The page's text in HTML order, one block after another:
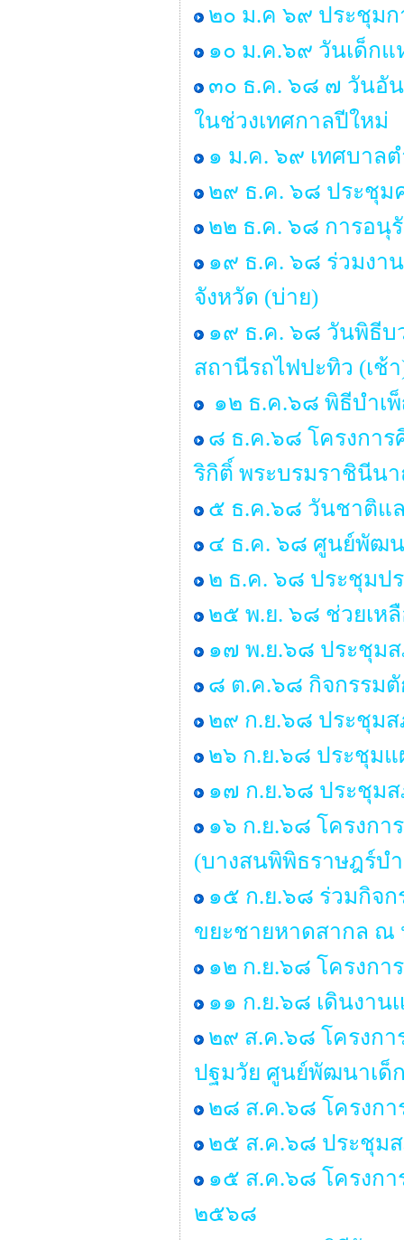
๒๐ ม.ค ๖๙ ประชุม
๑๐ ม.ค.๖๙ วันเด็กแ
๓๐ ธ.ค. ๖๘ ๗ วันอั
ในช่วงเทศกาลปีใหม่
๑ ม.ค. ๖๙ เทศบาล
๒๙ ธ.ค. ๖๘ ประชุม
๒๒ ธ.ค. ๖๘ การอนุ
๑๙ ธ.ค. ๖๘ ร่วมงา
จังหวัด (บ่าย)
๑๙ ธ.ค. ๖๘ วันพิธีบ
สถานีรถไฟปะทิว (เช้
๑๒ ธ.ค.๖๘ พิธีบำ
๘ ธ.ค.๖๘ โครงการ
ริกิติ์ พระบรมราชินีน
๕ ธ.ค.๖๘ วันชาติแ
๔ ธ.ค. ๖๘ ศูนย์พัฒน
๒ ธ.ค. ๖๘ ประชุมป
๒๕ พ.ย. ๖๘ ช่วยเห
๑๗ พ.ย.๖๘ ประชุม
๘ ต.ค.๖๘ กิจกรรม
๒๙ ก.ย.๖๘ ประชุม
๒๖ ก.ย.๖๘ ประชุม
๑๗ ก.ย.๖๘ ประชุม
๑๖ ก.ย.๖๘ โครงกา
(บางสนพิพิธราษฎร์บำ
๑๕ ก.ย.๖๘ ร่วมกิจก
ขยะชายหาดสากล ณ
๑๒ ก.ย.๖๘ โครงกา
๑๑ ก.ย.๖๘ เดินงาน
๒๙ ส.ค.๖๘ โครงการ
ปฐมวัย ศูนย์พัฒนาเด็
๒๘ ส.ค.๖๘ โครงก
๒๕ ส.ค.๖๘ ประชุม
๑๕ ส.ค.๖๘ โครงก
๒๕๖๘